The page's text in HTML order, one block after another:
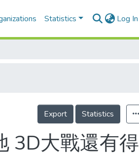
Statistics Log In
Export Statistics
3D大戰還有得